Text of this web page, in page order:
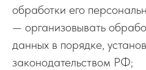
обработки его
— организовывать
данных в порядке,
законодательством РФ;